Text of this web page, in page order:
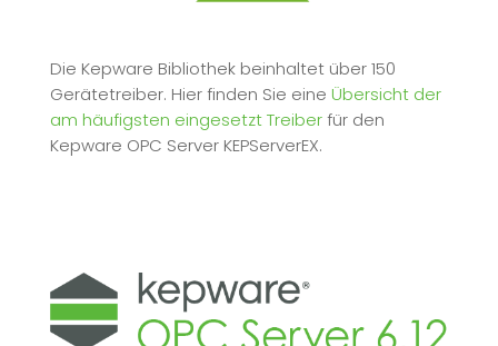
Die Kepware Bibliothek beinhaltet über 150
Gerätetreiber. Hier finden Sie eine Übersicht der
am häufigsten eingesetzt Treiberfür den
Kepware OPC Server KEPServerEX.